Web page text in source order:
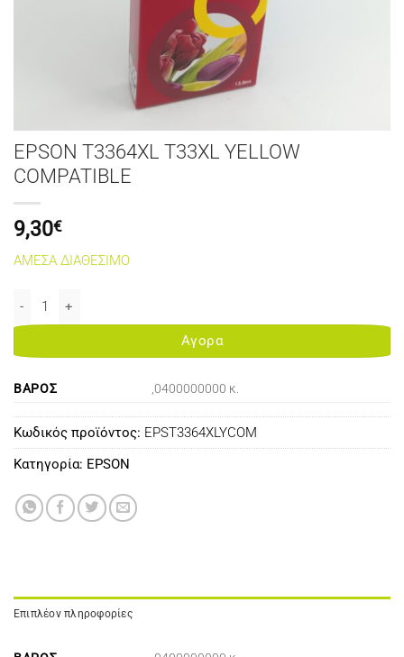
EPSON T3364XL T33XL YELLOW
COMPATIBLE
9,30€
ΑΜΕΣΑ ΔΙΑΘΕΣΙΜΟ
EPSON T3364XL T33XL YELLOW COMPATIBLE ποσότητα
Αγορα
ΒΆΡΟΣ ,0400000000 κ.
Κωδικός προϊόντος: EPST3364XLYCOM
Κατηγορία: EPSON
Επιπλέον πληροφορίες